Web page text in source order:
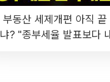
부동산 세제개편 아직 끝
냐? "종부세율 발표보다